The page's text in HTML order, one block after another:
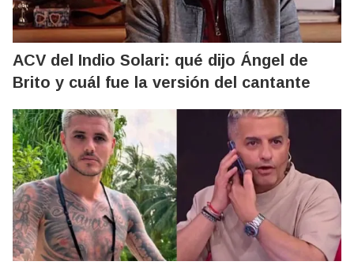
ACV del Indio Solari: qué dijo Ángel de
Brito y cuál fue la versión del cantante